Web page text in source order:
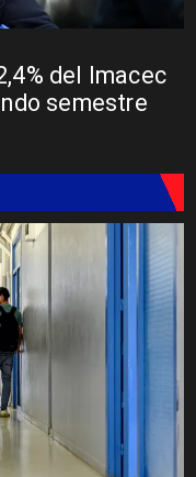
del Imacec
semestre